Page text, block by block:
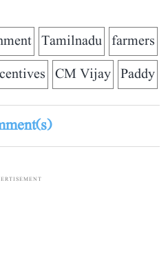
farmers
Tamilnadu
Paddy
CM Vijay